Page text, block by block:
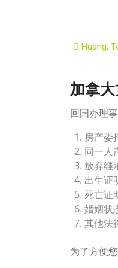
Huang,
加拿
回国办理
房产
同一
放弃继
出生证
死亡证
婚姻状
其他法
为了方便